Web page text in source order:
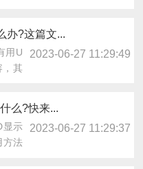
办?这篇文...
2023-06-27 11:29:49
用U
其
么?快来...
2023-06-27 11:29:37
显示
方法